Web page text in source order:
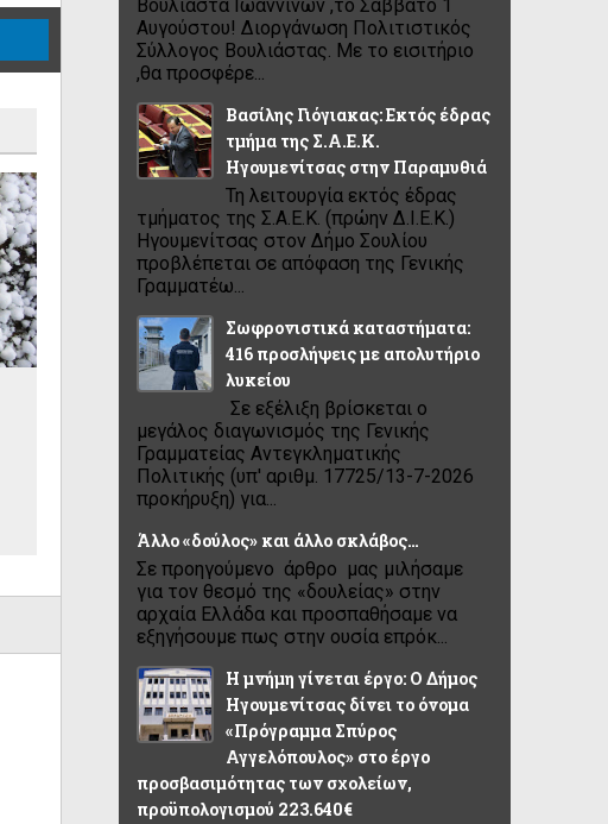
Βουλιάστα Ιωαννίνων ,το Σάββατο 1
Αυγούστου! Διοργάνωση Πολιτιστικός
Σύλλογος Βουλιάστας. Με το εισιτήριο
,θα προσφέρε...
Βασίλης Γιόγιακας: Εκτός έδρας
τμήμα της Σ.Α.Ε.Κ.
Ηγουμενίτσας στην Παραμυθιά
Τη λειτουργία εκτός έδρας
τμήματος της Σ.Α.Ε.Κ. (πρώην Δ.Ι.Ε.Κ.)
Ηγουμενίτσας στον Δήμο Σουλίου
προβλέπεται σε απόφαση της Γενικής
Γραμματέω...
Σωφρονιστικά καταστήματα:
416 προσλήψεις με απολυτήριο
λυκείου
Σε εξέλιξη βρίσκεται ο
μεγάλος διαγωνισμός της Γενικής
Γραμματείας Αντεγκληματικής
Πολιτικής (υπ' αριθμ. 17725/13-7-2026
προκήρυξη) για...
Άλλο «δούλος» και άλλο σκλάβος…
Σε προηγούμενο άρθρο μας μιλήσαμε
για τον θεσμό της «δουλείας» στην
αρχαία Ελλάδα και προσπαθήσαμε να
εξηγήσουμε πως στην ουσία επρόκ...
Η μνήμη γίνεται έργο: Ο Δήμος
Ηγουμενίτσας δίνει το όνομα
«Πρόγραμμα Σπύρος
Αγγελόπουλος» στο έργο
προσβασιμότητας των σχολείων,
προϋπολογισμού 223.640€